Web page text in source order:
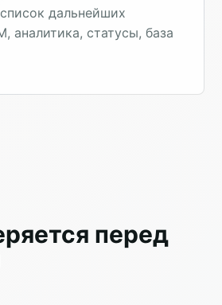
дальнейших
аналитика, статусы, база
перед